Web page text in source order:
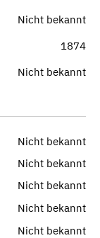
Nicht bekannt
1874
Nicht bekannt
Nicht bekannt
Nicht bekannt
Nicht bekannt
Nicht bekannt
Nicht bekannt